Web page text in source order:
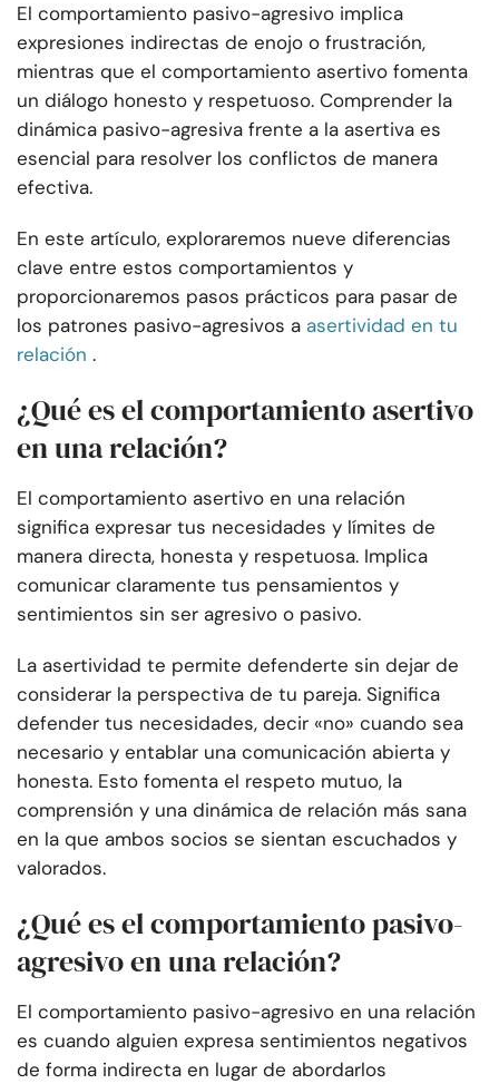
El comportamiento pasivo-agresivo implica
expresiones indirectas de enojo o frustración,
mientras que el comportamiento asertivo fomenta
un diálogo honesto y respetuoso. Comprender la
dinámica pasivo-agresiva frente a la asertiva es
esencial para resolver los conflictos de manera
efectiva.
En este artículo, exploraremos nueve diferencias
clave entre estos comportamientos y
proporcionaremos pasos prácticos para pasar de
los patrones pasivo-agresivos a asertividad en tu
relación .
¿Qué es el comportamiento asertivo
en una relación?
El comportamiento asertivo en una relación
significa expresar tus necesidades y límites de
manera directa, honesta y respetuosa. Implica
comunicar claramente tus pensamientos y
sentimientos sin ser agresivo o pasivo.
La asertividad te permite defenderte sin dejar de
considerar la perspectiva de tu pareja. Significa
defender tus necesidades, decir «no» cuando sea
necesario y entablar una comunicación abierta y
honesta. Esto fomenta el respeto mutuo, la
comprensión y una dinámica de relación más sana
en la que ambos socios se sientan escuchados y
valorados.
¿Qué es el comportamiento pasivo-
agresivo en una relación?
El comportamiento pasivo-agresivo en una relación
es cuando alguien expresa sentimientos negativos
de forma indirecta en lugar de abordarlos